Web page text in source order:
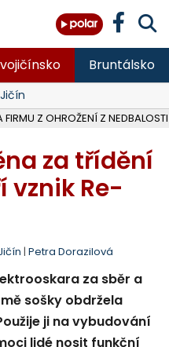
Bruntálsko
Z OHROŽENÍ Z NEDBALOSTI
za třídění
vznik Re-
| Petra Dorazilová
za sběr a
sošky obdržela
ji na vybudování
lidé nosit funkční